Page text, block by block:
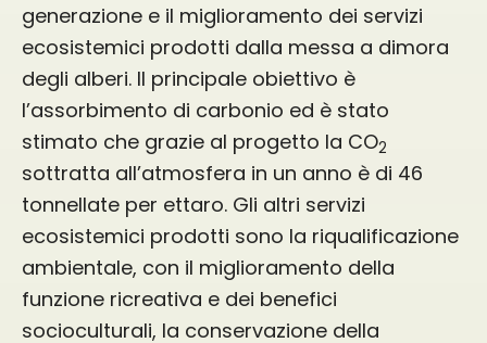
generazione e il miglioramento dei servizi
ecosistemici prodotti dalla messa a dimora
degli alberi. Il principale obiettivo è
l’assorbimento di carbonio ed è stato
stimato che grazie al progetto la CO2
sottratta all’atmosfera in un anno è di 46
tonnellate per ettaro. Gli altri servizi
ecosistemici prodotti sono la riqualificazione
ambientale, con il miglioramento della
funzione ricreativa e dei benefici
socioculturali, la conservazione della